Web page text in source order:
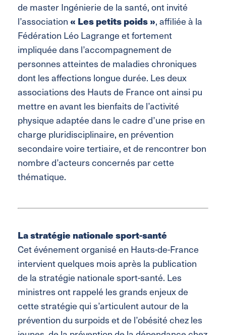
de master Ingénierie de la santé, ont invité
l’association « Les petits poids », affiliée à la
Fédération Léo Lagrange et fortement
impliquée dans l’accompagnement de
personnes atteintes de maladies chroniques
dont les affections longue durée. Les deux
associations des Hauts de France ont ainsi pu
mettre en avant les bienfaits de l’activité
physique adaptée dans le cadre d’une prise en
charge pluridisciplinaire, en prévention
secondaire voire tertiaire, et de rencontrer bon
nombre d’acteurs concernés par cette
thématique.
La stratégie nationale sport-santé
Cet événement organisé en Hauts-de-France
intervient quelques mois après la publication
de la stratégie nationale sport-santé. Les
ministres ont rappelé les grands enjeux de
cette stratégie qui s’articulent autour de la
prévention du surpoids et de l’obésité chez les